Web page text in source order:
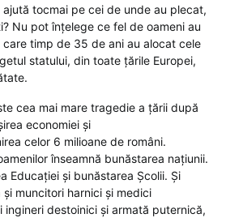
tocmai pe cei de unde au plecat,
Nu pot înțelege ce fel de oameni au
timp de 35 de ani au alocat cele
statului, din toate țările Europei,
cea mai mare tragedie a țării după
economiei și
celor 6 milioane de români.
înseamnă bunăstarea națiunii.
Educației și bunăstarea Școlii. Și
muncitori harnici și medici
destoinici și armată puternică,